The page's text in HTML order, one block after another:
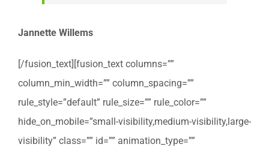
Jannette Willems
[/fusion_text][fusion_text columns=””
column_min_width=”” column_spacing=””
rule_style=”default” rule_size=”” rule_color=””
hide_on_mobile=”small-visibility,medium-visibility,large-
visibility” class=”” id=”” animation_type=””